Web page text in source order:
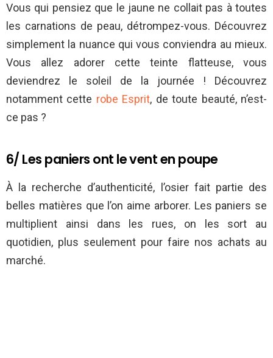
Vous qui pensiez que le jaune ne collait pas à toutes
les carnations de peau, détrompez-vous. Découvrez
simplement la nuance qui vous conviendra au mieux.
Vous allez adorer cette teinte flatteuse, vous
deviendrez le soleil de la journée ! Découvrez
notamment cette robe Esprit, de toute beauté, n’est-
ce pas ?
6/ Les paniers ont le vent en poupe
À la recherche d’authenticité, l’osier fait partie des
belles matières que l’on aime arborer. Les paniers se
multiplient ainsi dans les rues, on les sort au
quotidien, plus seulement pour faire nos achats au
marché.